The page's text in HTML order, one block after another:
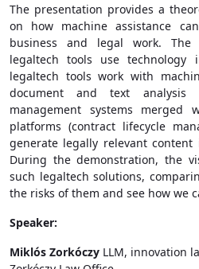
The presentation provides a
on how machine assistance
business and legal work.
legaltech tools use technology
legaltech tools work with
document and text analysis
management systems merged
platforms (contract lifecycle
generate legally relevant
During the demonstration, the
such legaltech solutions,
the risks of them and see how we
Speaker:
Miklós Zorkóczy LLM, innovation